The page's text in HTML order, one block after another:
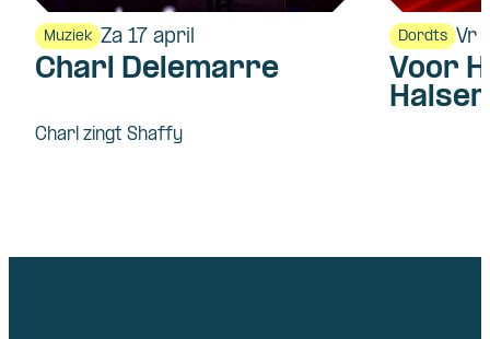
Muziek Za 17 april
Charl Delemarre
Charl zingt Shaffy
Dordts Vr
Voor